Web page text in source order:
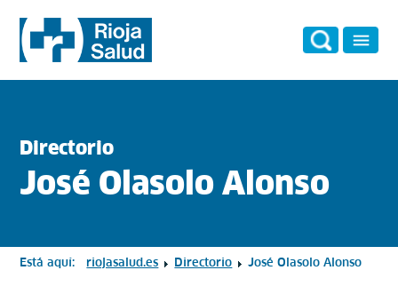
Directorio
José Olasolo Alonso
Está aquí: riojasalud.es Directorio José Olasolo Alonso